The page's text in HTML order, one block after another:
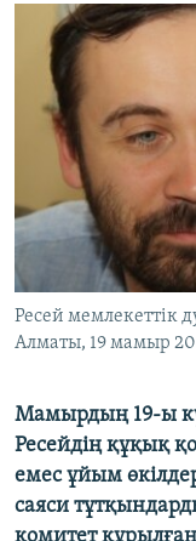
Search
ӘЛЕМ
АРНАЙЫ ЖОБАЛАР
Русский
ЖАЗЫЛЫҢЫЗ
Басқа тілдерде
Ресей мемлекеттік
Алматы, 19 мамыр
Мамырдың 19-ы
Ресейдің құқық
емес ұйым
саяси